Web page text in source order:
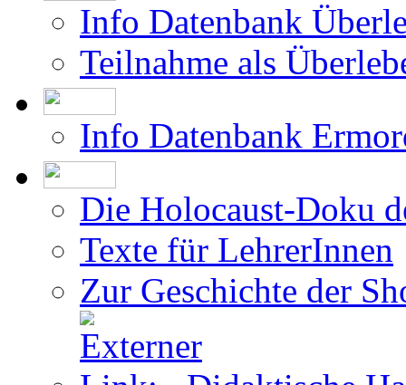
Info Datenbank
Teilnahme als
Info Datenbank
Die Holocaust-Doku
Texte für LehrerInnen
Zur Geschichte der